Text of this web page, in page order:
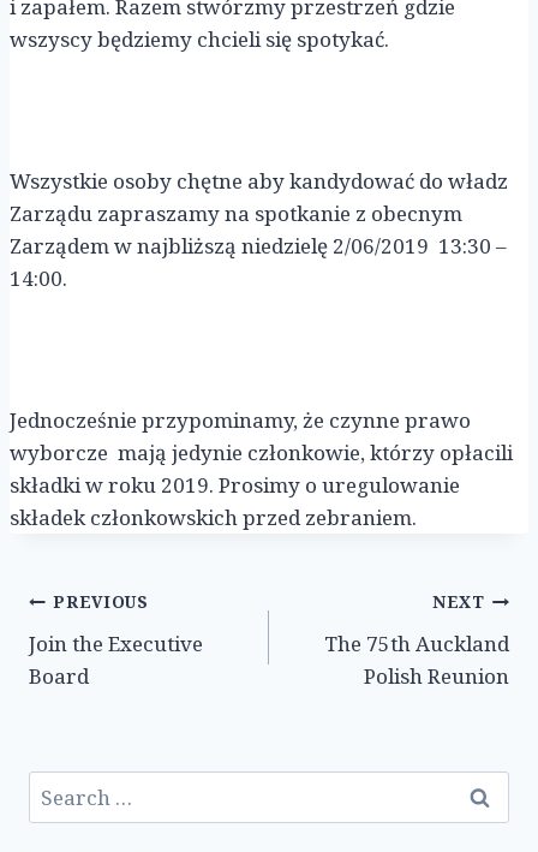
i zapałem. Razem stwórzmy przestrzeń gdzie
wszyscy będziemy chcieli się spotykać.
Wszystkie osoby chętne aby kandydować do władz
Zarządu zapraszamy na spotkanie z obecnym
Zarządem w najbliższą niedzielę 2/06/2019 13:30 –
14:00.
Jednocześnie przypominamy, że czynne prawo
wyborcze mają jedynie członkowie, którzy opłacili
składki w roku 2019. Prosimy o uregulowanie
składek członkowskich przed zebraniem.
Post
navigation
PREVIOUS
Join the Executive
Board
NEXT
The 75th Auckland
Polish Reunion
Search
for: